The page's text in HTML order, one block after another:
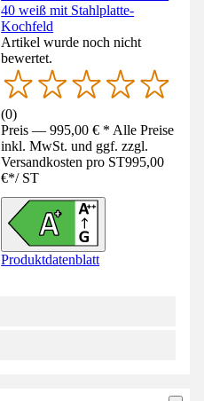
40 weiß mit Stahlplatte-
Kochfeld
Artikel wurde noch nicht
bewertet.
(0)
Preis — 995,00 € * Alle Preise
inkl. MwSt. und ggf. zzgl.
Versandkosten pro ST995,00
€*/ ST
Produktdatenblatt